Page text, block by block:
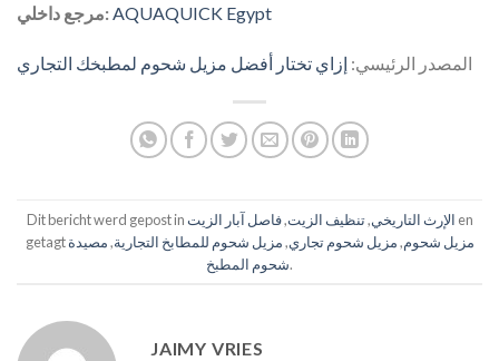
مرجع داخلي: AQUAQUICK Egypt
المصدر الرئيسي: إزاي تختار أفضل مزيل شحوم لمطبخك التجاري
Dit bericht werd gepost in الإرث التاريخي,تنظيف الزيت,فاصل آبار الزيت
en
getagt
مزيل شحوم,مزيل شحوم تجاري,مزيل شحوم للمطابخ التجارية,مصيدة
شحوم المطبخ.
JAIMY VRIES